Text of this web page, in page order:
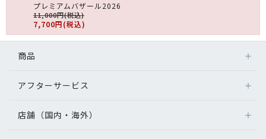
プレミアムバザール2026
11,000円(税込)
7,700円(税込)
商品
アフターサービス
店舗（国内・海外）